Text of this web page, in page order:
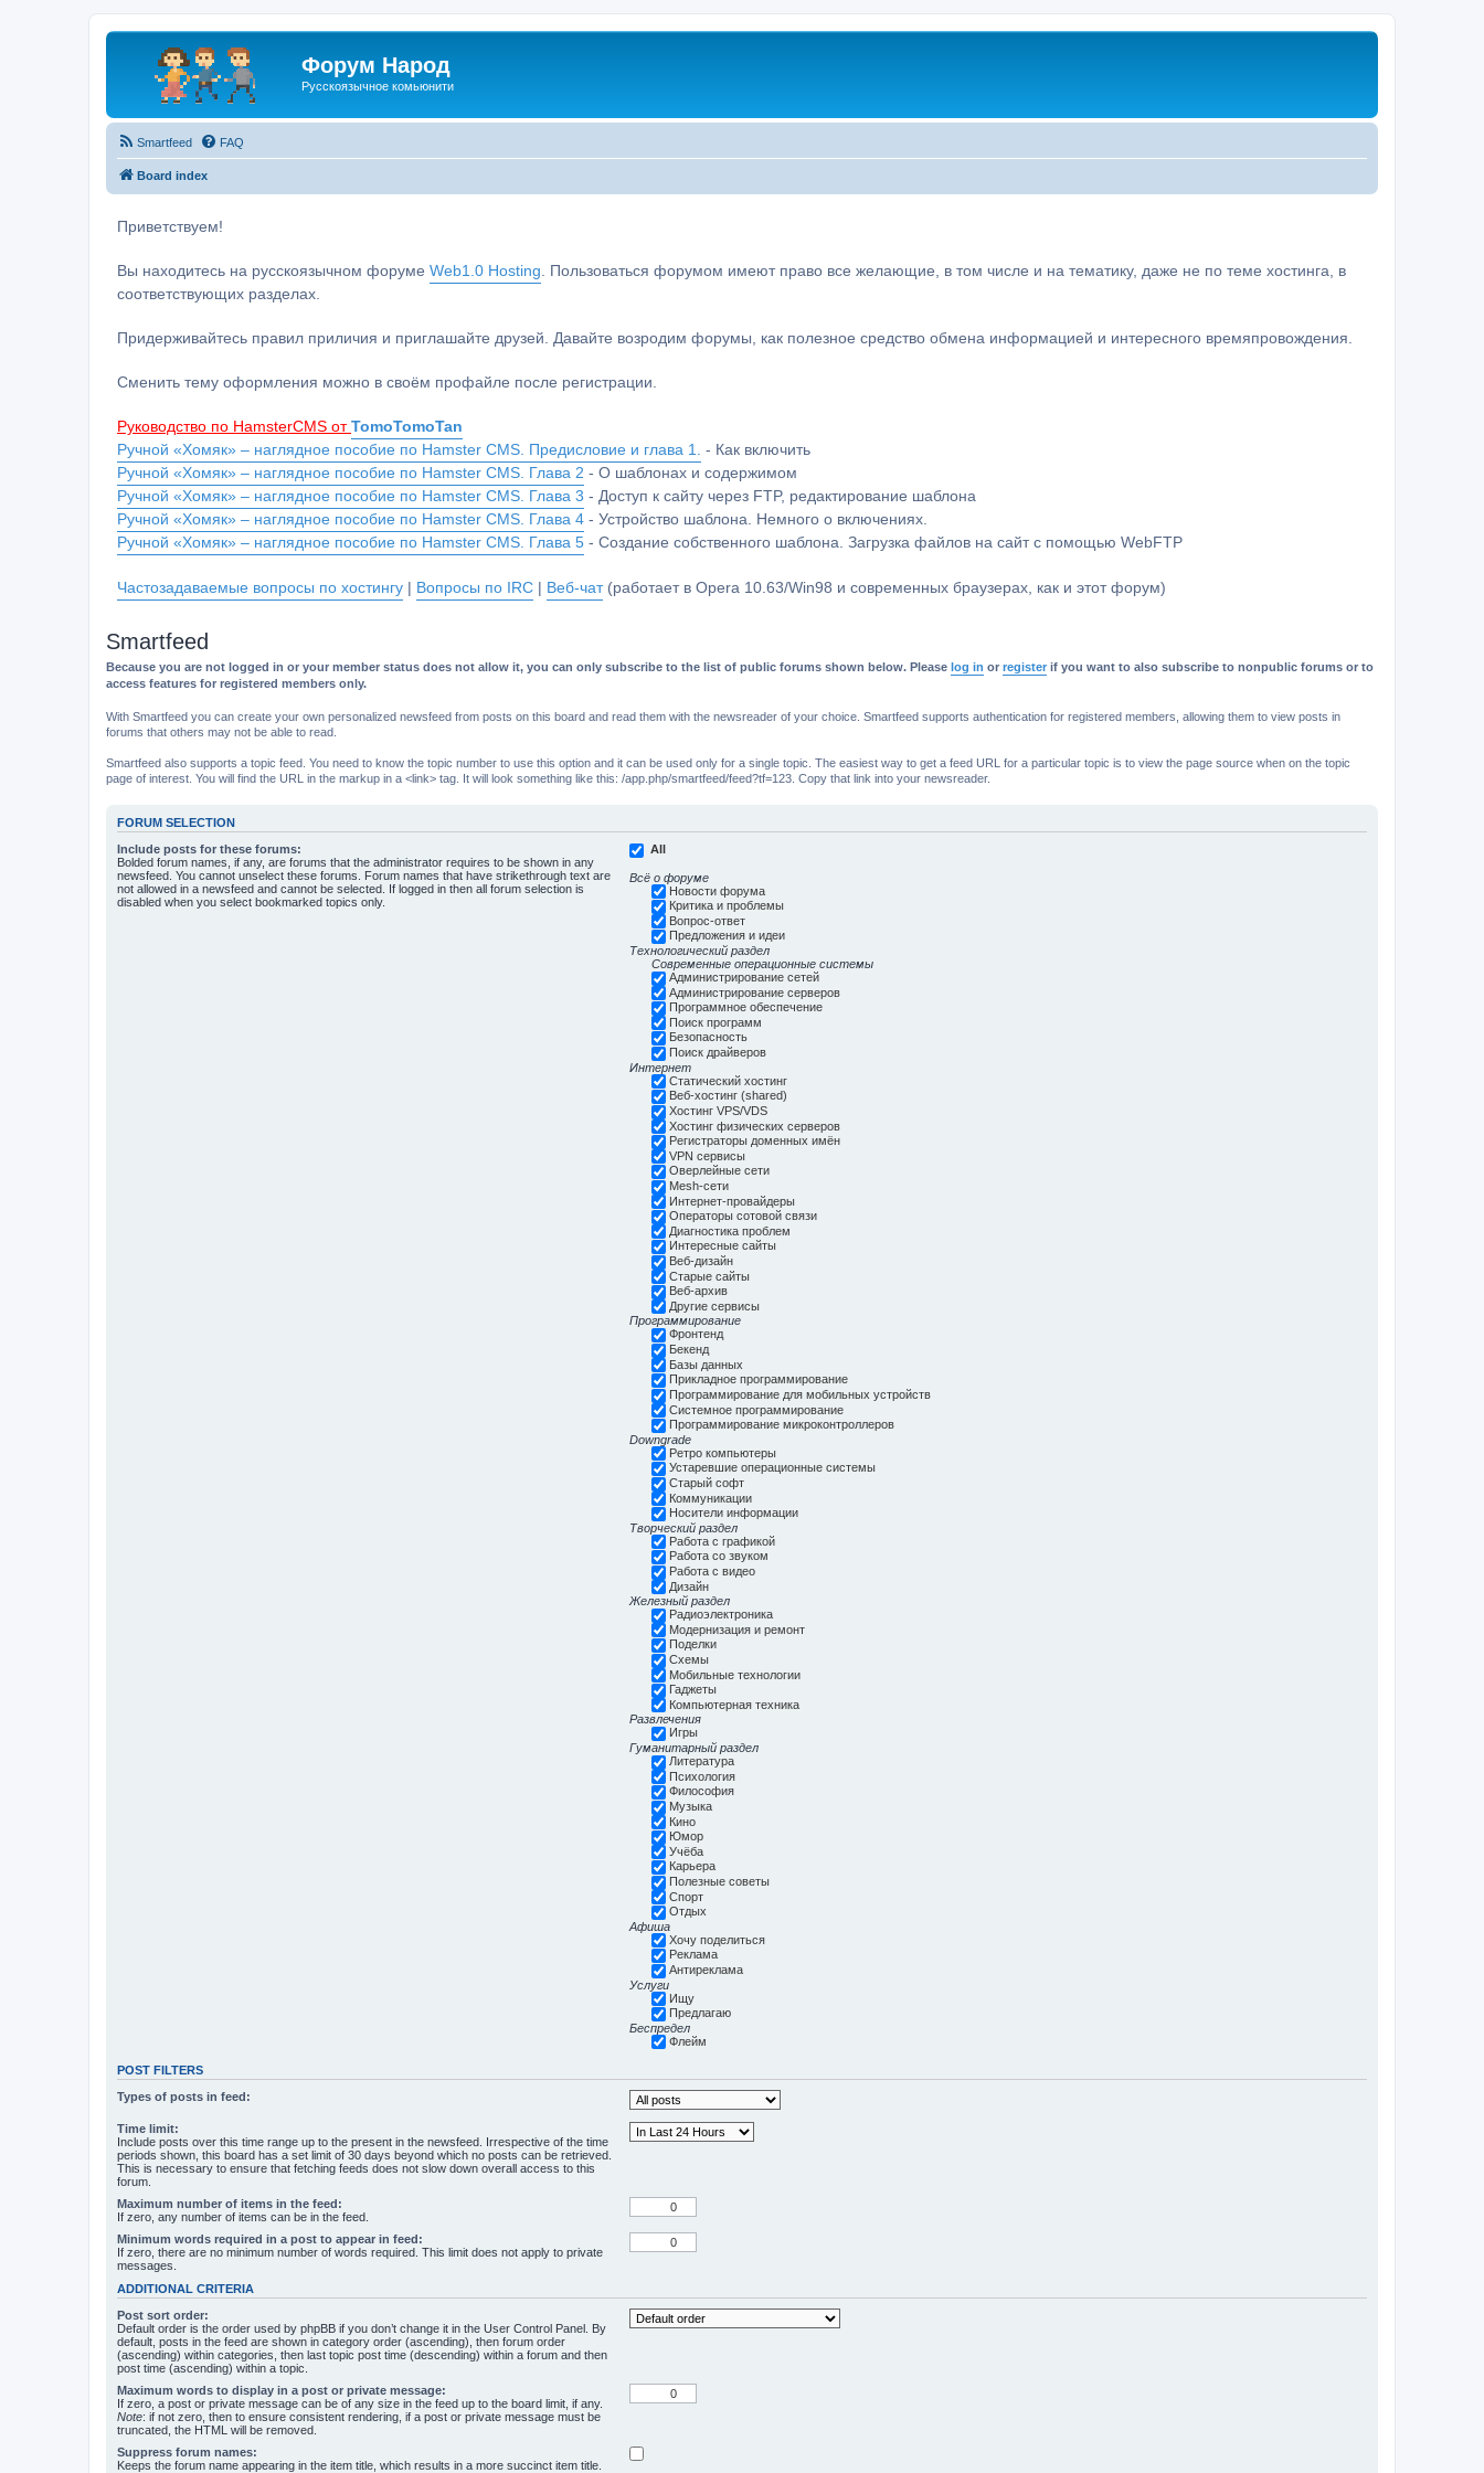
Форум Народ
Русскоязычное комьюнити
Smartfeed FAQ
Board index
Приветствуем!
Вы находитесь на русскоязычном форуме Web1.0 Hosting . Пользоваться форумом имеют право все желающие, в том числе и на тематику, даже не по теме хостинга, в
соответствующих разделах.
Придерживайтесь правил приличия и приглашайте друзей. Давайте возродим форумы, как полезное средство обмена информацией и интересного времяпровождения.
Сменить тему оформления можно в своём профайле после регистрации.
Руководство по HamsterCMS от TomoTomoTan
Ручной «Хомяк» – наглядное пособие по Hamster CMS. Предисловие и глава 1.
- Как включить
Ручной «Хомяк» – наглядное пособие по Hamster CMS. Глава 2 - О шаблонах и содержимом
Ручной «Хомяк» – наглядное пособие по Hamster CMS. Глава 3 - Доступ к сайту через FTP, редактирование шаблона
Ручной «Хомяк» – наглядное пособие по Hamster CMS. Глава 4 - Устройство шаблона. Немного о включениях.
Ручной «Хомяк» – наглядное пособие по Hamster CMS. Глава 5 - Создание собственного шаблона. Загрузка файлов на сайт с помощью WebFTP
Частозадаваемые вопросы по хостингу | Вопросы по IRC | Веб-чат(работает в Opera 10.63/Win98 и современных браузерах, как и этот форум)
Smartfeed
Because you are not logged in or your member status does not allow it, you can only subscribe to the list of public forums shown below. Please log in or register if you want to also subscribe to nonpublic forums or to
access features for registered members only.
With Smartfeed you can create your own personalized newsfeed from posts on this board and read them with the newsreader of your choice. Smartfeed supports authentication for registered members, allowing them to view posts in
forums that others may not be able to read.
Smartfeed also supports a topic feed. You need to know the topic number to use this option and it can be used only for a single topic. The easiest way to get a feed URL for a particular topic is to view the page source when on the topic
page of interest. You will find the URL in the markup in a <link> tag. It will look something like this: /app.php/smartfeed/feed?tf=123. Copy that link into your newsreader.
FORUM SELECTION
Include posts for these forums:
Bolded forum names, if any, are forums that the administrator requires to be shown in any
newsfeed. You cannot unselect these forums. Forum names that have strikethrough text are
not allowed in a newsfeed and cannot be selected. If logged in then all forum selection is
disabled when you select bookmarked topics only.
All
Всё о форуме
Новости форума
Критика и проблемы
Вопрос-ответ
Предложения и идеи
Технологический раздел
Современные операционные системы
Администрирование сетей
Администрирование серверов
Программное обеспечение
Поиск программ
Безопасность
Поиск драйверов
Интернет
Статический хостинг
Веб-хостинг (shared)
Хостинг VPS/VDS
Хостинг физических серверов
Регистраторы доменных имён
VPN сервисы
Оверлейные сети
Mesh-сети
Интернет-провайдеры
Операторы сотовой связи
Диагностика проблем
Интересные сайты
Веб-дизайн
Старые сайты
Веб-архив
Другие сервисы
Программирование
Фронтенд
Бекенд
Базы данных
Прикладное программирование
Программирование для мобильных устройств
Системное программирование
Программирование микроконтроллеров
Downgrade
Ретро компьютеры
Устаревшие операционные системы
Старый софт
Коммуникации
Носители информации
Творческий раздел
Работа с графикой
Работа со звуком
Работа с видео
Дизайн
Железный раздел
Радиоэлектроника
Модернизация и ремонт
Поделки
Схемы
Мобильные технологии
Гаджеты
Компьютерная техника
Развлечения
Игры
Гуманитарный раздел
Литература
Психология
Философия
Музыка
Кино
Юмор
Учёба
Карьера
Полезные советы
Спорт
Отдых
Афиша
Хочу поделиться
Реклама
Антиреклама
Услуги
Ищу
Предлагаю
Беспредел
Флейм
POST FILTERS
Types of posts in feed:
Time limit:
Include posts over this time range up to the present in the newsfeed. Irrespective of the time
periods shown, this board has a set limit of 30 days beyond which no posts can be retrieved.
This is necessary to ensure that fetching feeds does not slow down overall access to this
forum.
Maximum number of items in the feed:
If zero, any number of items can be in the feed.
Minimum words required in a post to appear in feed:
If zero, there are no minimum number of words required. This limit does not apply to private
messages.
ADDITIONAL CRITERIA
Post sort order:
Default order is the order used by phpBB if you don’t change it in the User Control Panel. By
default, posts in the feed are shown in category order (ascending), then forum order
(ascending) within categories, then last topic post time (descending) within a forum and then
post time (ascending) within a topic.
Maximum words to display in a post or private message:
If zero, a post or private message can be of any size in the feed up to the board limit, if any.
Note: if not zero, then to ensure consistent rendering, if a post or private message must be
truncated, the HTML will be removed.
Suppress forum names:
Keeps the forum name appearing in the item title, which results in a more succinct item title.